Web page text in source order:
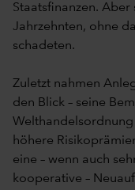
Staatsfinanzen.
Jahrzehnten, ohne
schadeten.
Zuletzt nahmen
den Blick – seine
höhere
eine – wenn auch
kooperative –